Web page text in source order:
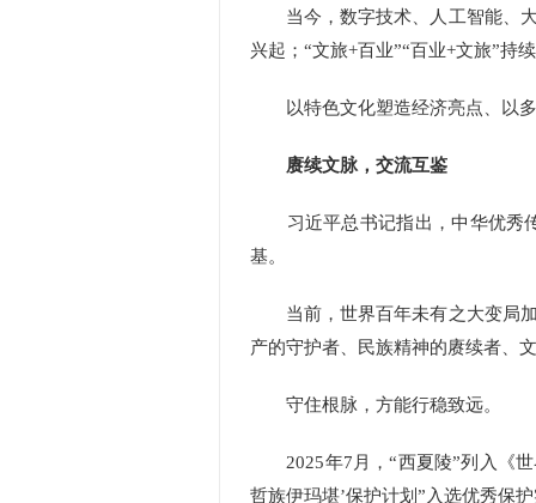
当今，数字技术、人工智能、大
兴起；“文旅+百业”“百业+文旅”持
以特色文化塑造经济亮点、以多
赓续文脉，交流互鉴
习近平总书记指出，中华优秀传
基。
当前，世界百年未有之大变局加
产的守护者、民族精神的赓续者、
守住根脉，方能行稳致远。
2025年7月，“西夏陵”列入《世
哲族伊玛堪’保护计划”入选优秀保